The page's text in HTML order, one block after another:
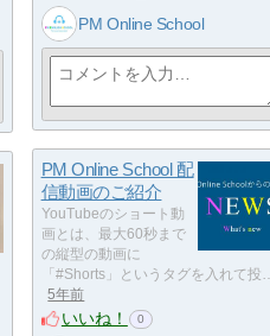
PM Online School
PM Online School 配
信動画のご紹介
YouTubeのショート動
画とは、最大60秒まで
の縦型の動画に
「#Shorts」というタグを入れて投…
5年前
いいね！ 0